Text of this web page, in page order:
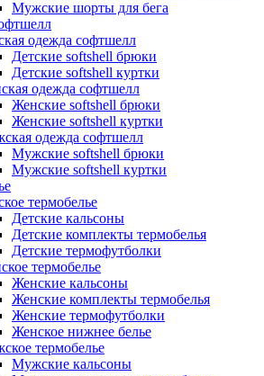
Мужские шорты для бега
одежда софтшелл
Детские softshell брюки
Детские softshell куртки
одежда софтшелл
Женские softshell брюки
Женские softshell куртки
одежда софтшелл
Мужские softshell брюки
Мужские softshell куртки
термобелье
Детские кальсоны
Детские комплекты термобелья
Детские термофутболки
термобелье
Женские кальсоны
Женские комплекты термобелья
Женские термофутболки
Женское нижнее белье
термобелье
Мужские кальсоны